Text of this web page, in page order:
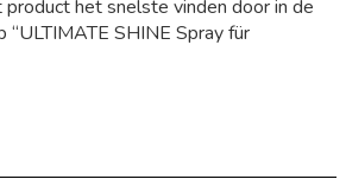
product het snelste vinden door in de
“ULTIMATE SHINE Spray für